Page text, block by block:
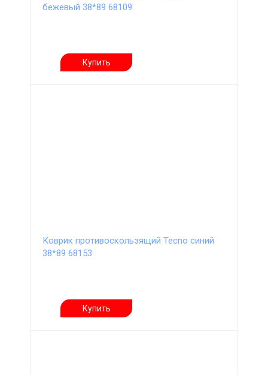
бежевый 38*89 68109
Купить
Коврик противоскользящий Tecno синий
38*89 68153
Купить